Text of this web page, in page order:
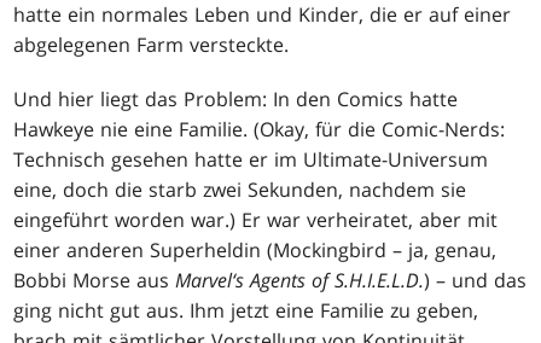
hatte ein normales Leben und Kinder, die er auf einer
abgelegenen Farm versteckte.
Und hier liegt das Problem: In den Comics hatte
Hawkeye nie eine Familie. (Okay, für die Comic-Nerds:
Technisch gesehen hatte er im Ultimate-Universum
eine, doch die starb zwei Sekunden, nachdem sie
eingeführt worden war.) Er war verheiratet, aber mit
einer anderen Superheldin (Mockingbird – ja, genau,
Bobbi Morse ausMarvel‘s Agents of S.H.I.E.L.D.) – und das
ging nicht gut aus. Ihm jetzt eine Familie zu geben,